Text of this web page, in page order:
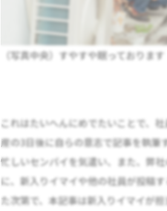
（写真中央）すやすや眠っております
これはたいへんにめでたいことで、
産の3日後に自らの意志で記事を執筆
忙しいセンパイを気遣い、また、弊
に、新入りイマイや他の社員が投稿
た次第で、本記事は新入りイマイが